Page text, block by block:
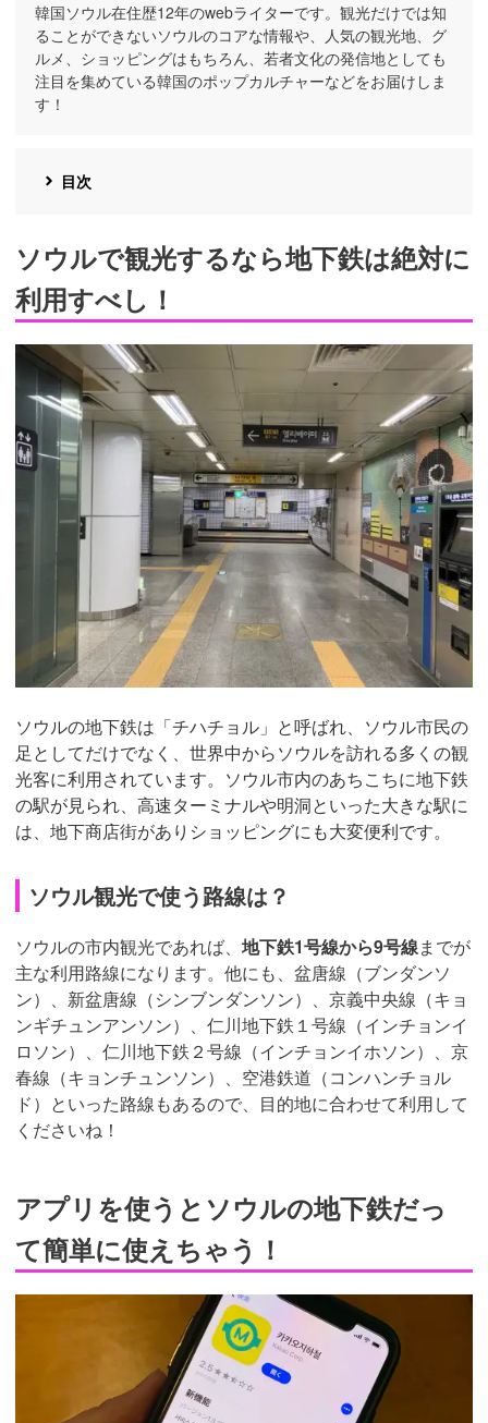
韓国ソウル在住歴12年のwebライターです。観光だけでは知
ることができないソウルのコアな情報や、人気の観光地、グ
ルメ、ショッピングはもちろん、若者文化の発信地としても
注目を集めている韓国のポップカルチャーなどをお届けしま
す！
目次
ソウルで観光するなら地下鉄は絶対に
利用すべし！
ソウルの地下鉄は「チハチョル」と呼ばれ、ソウル市民の
足としてだけでなく、世界中からソウルを訪れる多くの観
光客に利用されています。ソウル市内のあちこちに地下鉄
の駅が見られ、高速ターミナルや明洞といった大きな駅に
は、地下商店街がありショッピングにも大変便利です。
ソウル観光で使う路線は？
ソウルの市内観光であれば、 地下鉄1号線から9号線までが
主な利用路線になります。他にも、盆唐線（ブンダンソ
ン）、新盆唐線（シンブンダンソン）、京義中央線（キョ
ンギチュンアンソン）、仁川地下鉄１号線（インチョンイ
ロソン）、仁川地下鉄２号線（インチョンイホソン）、京
春線（キョンチュンソン）、空港鉄道（コンハンチョル
ド）といった路線もあるので、目的地に合わせて利用して
くださいね！
アプリを使うとソウルの地下鉄だっ
て簡単に使えちゃう！